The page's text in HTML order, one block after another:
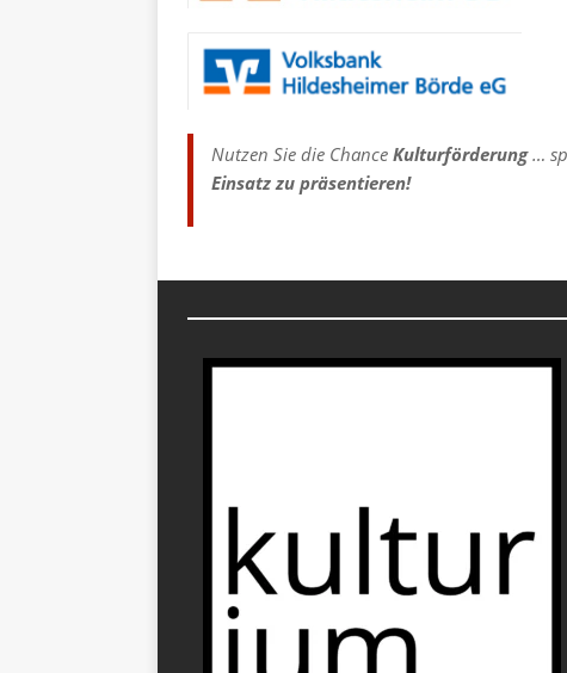
Nutzen Sie die Chance Kulturförderung…
Einsatz zu präsentieren!